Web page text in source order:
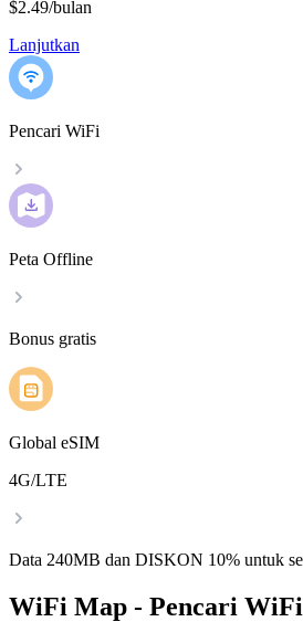
$2.49/bulan
Lanjutkan
Pencari WiFi
Peta Offline
Bonus gratis
Global eSIM
4G/LTE
Data 240MB dan DISKON 10% untuk
WiFi Map - Pencari